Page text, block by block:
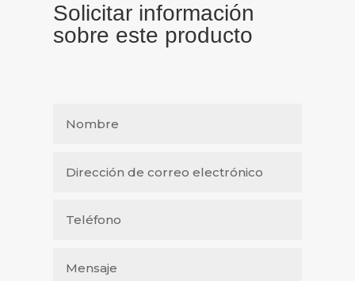
Solicitar información
sobre este producto